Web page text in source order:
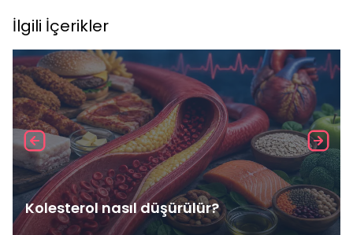
İlgili İçerikler
Kolesterol nasıl düşürülür?